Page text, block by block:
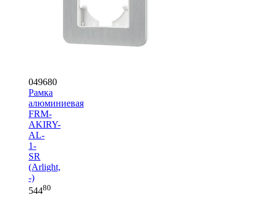
049680
Рамка
алюминиевая
FRM-
AKIRY-
AL-
1-
SR
(Arlight,
-)
54480